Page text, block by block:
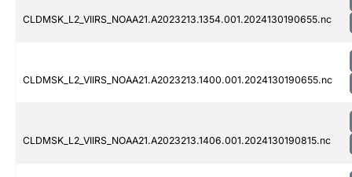
CLDMSK_L2_VIIRS_NOAA21.A2023213.1354.001.2024130190655.nc
CLDMSK_L2_VIIRS_NOAA21.A2023213.1400.001.2024130190655.nc
CLDMSK_L2_VIIRS_NOAA21.A2023213.1406.001.2024130190815.nc